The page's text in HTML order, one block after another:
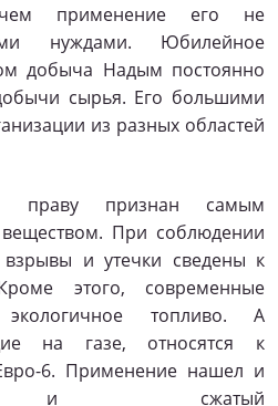
применение его не
нуждами. Юбилейное
добыча Надым постоянно
сырья. Его большими
из разных областей
праву признан самым
При соблюдении
взрывы и утечки сведены к
этого, современные
топливо. А
на газе, относятся к
6. Применение нашел и
и сжатый